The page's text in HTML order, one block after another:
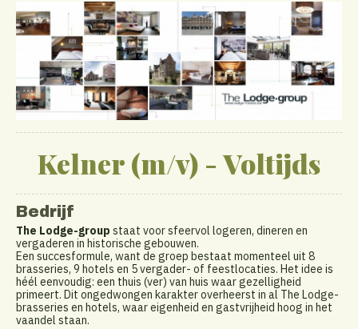
Kelner (m/v) - Voltijds
Bedrijf
The Lodge-group staat voor sfeervol logeren, dineren en
vergaderen in historische gebouwen.
Een succesformule, want de groep bestaat momenteel uit 8
brasseries, 9 hotels en 5 vergader- of feestlocaties. Het idee is
héél eenvoudig: een thuis (ver) van huis waar gezelligheid
primeert. Dit ongedwongen karakter overheerst in al The Lodge-
brasseries en hotels, waar eigenheid en gastvrijheid hoog in het
vaandel staan.